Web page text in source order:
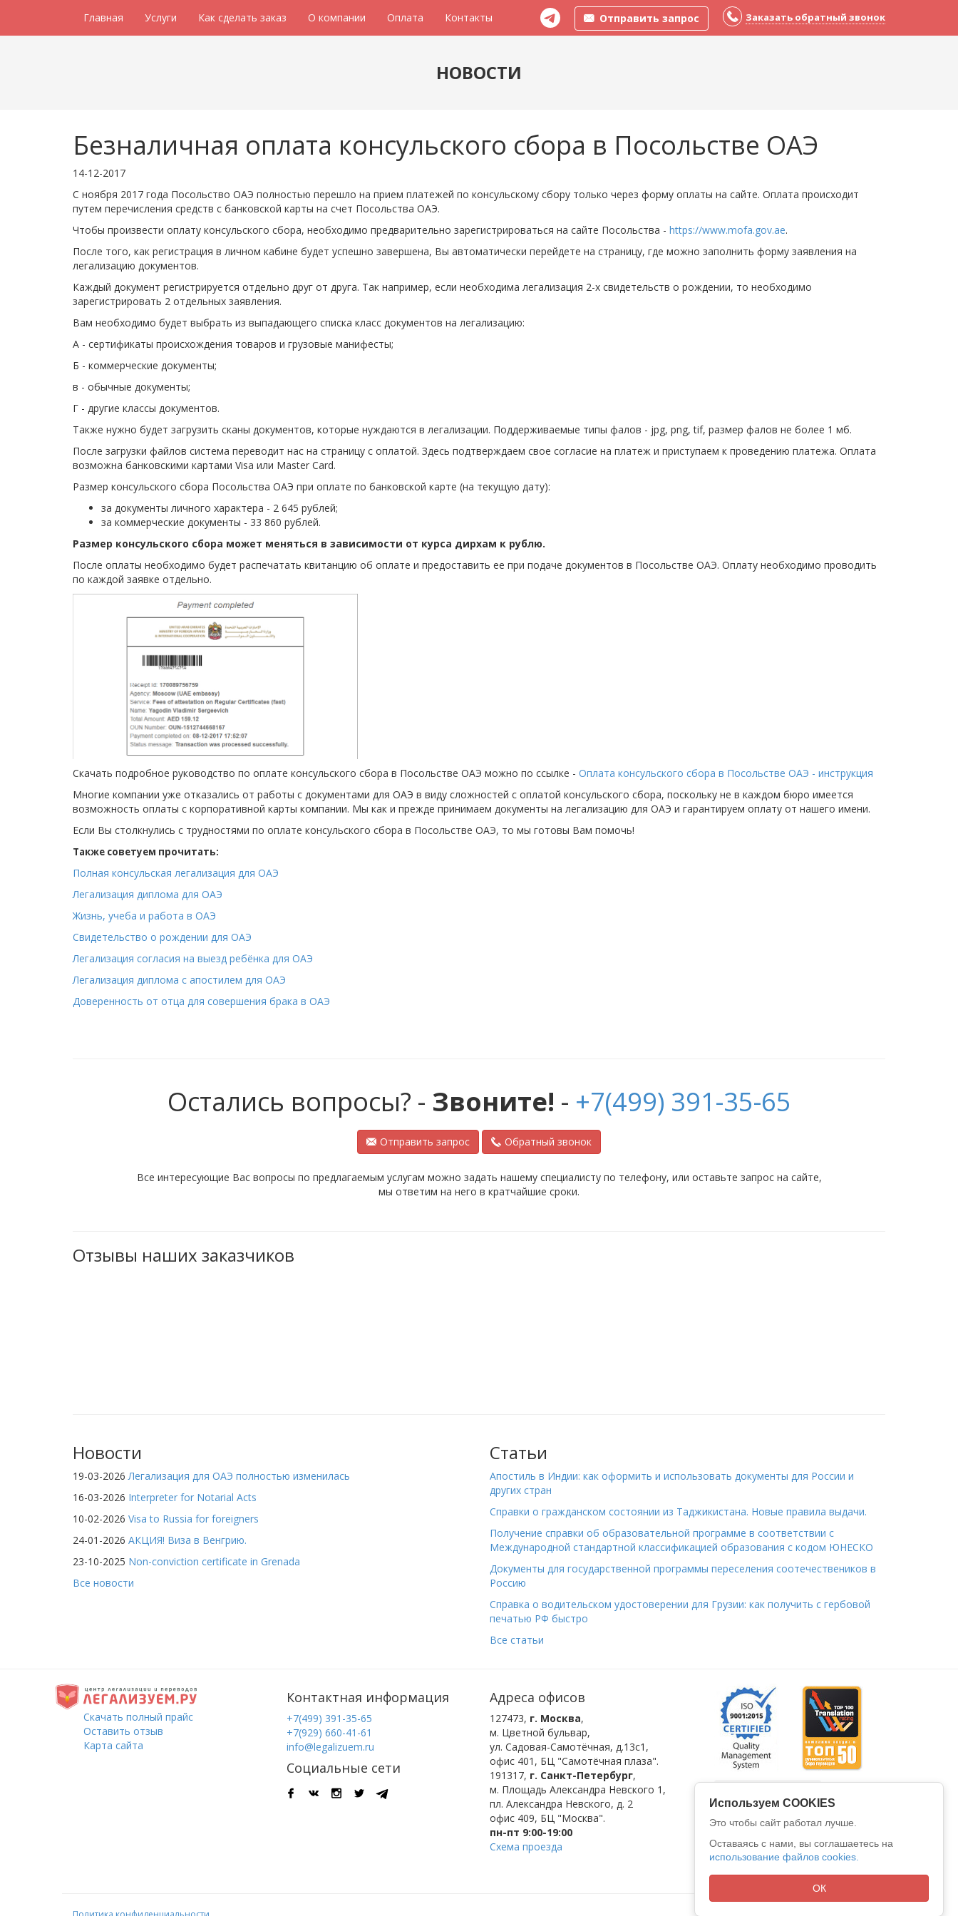
Отправить запрос Заказать обратный звонок
Главная Услуги Как сделать заказ О компании Оплата Контакты
НОВОСТИ
Безналичная оплата консульского сбора в Посольстве ОАЭ
14-12-2017
С ноября 2017 года Посольство ОАЭ полностью перешло на прием платежей по консульскому сбору только через форму оплаты на сайте. Оплата происходит
путем перечисления средств с банковской карты на счет Посольства ОАЭ.
Чтобы произвести оплату консульского сбора, необходимо предварительно зарегистрироваться на сайте Посольства - https://www.mofa.gov.ae.
После того, как регистрация в личном кабине будет успешно завершена, Вы автоматически перейдете на страницу, где можно заполнить форму заявления на
легализацию документов.
Каждый документ регистрируется отдельно друг от друга. Так например, если необходима легализация 2-х свидетельств о рождении, то необходимо
зарегистрировать 2 отдельных заявления.
Вам необходимо будет выбрать из выпадающего списка класс документов на легализацию:
А - сертификаты происхождения товаров и грузовые манифесты;
Б - коммерческие документы;
в - обычные документы;
Г - другие классы документов.
Также нужно будет загрузить сканы документов, которые нуждаются в легализации. Поддерживаемые типы фалов - jpg, png, tif, размер фалов не более 1 мб.
После загрузки файлов система переводит нас на страницу с оплатой. Здесь подтверждаем свое согласие на платеж и приступаем к проведению платежа. Оплата
возможна банковскими картами Visa или Master Card.
Размер консульского сбора Посольства ОАЭ при оплате по банковской карте (на текущую дату):
за документы личного характера - 2 645 рублей;
за коммерческие документы - 33 860 рублей.
Размер консульского сбора может меняться в зависимости от курса дирхам к рублю.
После оплаты необходимо будет распечатать квитанцию об оплате и предоставить ее при подаче документов в Посольстве ОАЭ. Оплату необходимо проводить
по каждой заявке отдельно.
Скачать подробное руководство по оплате консульского сбора в Посольстве ОАЭ можно по ссылке - Оплата консульского сбора в Посольстве ОАЭ - инструкция
Многие компании уже отказались от работы с документами для ОАЭ в виду сложностей с оплатой консульского сбора, поскольку не в каждом бюро имеется
возможность оплаты с корпоративной карты компании. Мы как и прежде принимаем документы на легализацию для ОАЭ и гарантируем оплату от нашего имени.
Если Вы столкнулись с трудностями по оплате консульского сбора в Посольстве ОАЭ, то мы готовы Вам помочь!
Также советуем прочитать:
Полная консульская легализация для ОАЭ
Легализация диплома для ОАЭ
Жизнь, учеба и работа в ОАЭ
Свидетельство о рождении для ОАЭ
Легализация согласия на выезд ребёнка для ОАЭ
Легализация диплома с апостилем для ОАЭ
Доверенность от отца для совершения брака в ОАЭ
Остались вопросы? - Звоните! - +7(499) 391-35-65
Отправить запрос Обратный звонок
Все интересующие Вас вопросы по предлагаемым услугам можно задать нашему специалисту по телефону, или оставьте запрос на сайте,
мы ответим на него в кратчайшие сроки.
Отзывы наших заказчиков
Новости
19-03-2026 Легализация для ОАЭ полностью изменилась
16-03-2026 Interpreter for Notarial Acts
10-02-2026 Visa to Russia for foreigners
24-01-2026 АКЦИЯ! Виза в Венгрию.
23-10-2025 Non-conviction certificate in Grenada
Все новости
Статьи
Апостиль в Индии: как оформить и использовать документы для России и
других стран
Справки о гражданском состоянии из Таджикистана. Новые правила выдачи.
Получение справки об образовательной программе в соответствии с
Международной стандартной классификацией образования с кодом ЮНЕСКО
Документы для государственной программы переселения соотечествеников в
Россию
Справка о водительском удостоверении для Грузии: как получить с гербовой
печатью РФ быстро
Все статьи
Скачать полный прайс
Оставить отзыв
Карта сайта
Контактная информация
+7(499) 391-35-65
+7(929) 660-41-61
info@legalizuem.ru
Социальные сети
Адреса офисов
127473, г. Москва,
м. Цветной бульвар,
ул. Садовая-Самотёчная, д.13с1,
офис 401, БЦ "Самотёчная плаза".
191317, г. Санкт-Петербург,
м. Площадь Александра Невского 1 ,
пл. Александра Невского, д. 2
офис 409, БЦ "Москва".
пн-пт 9:00-19:00
Схема проезда
Используем COOKIES
Это чтобы сайт работал лучше.
Оставаясь с нами, вы соглашаетесь на
использование файлов cookies.
ОК